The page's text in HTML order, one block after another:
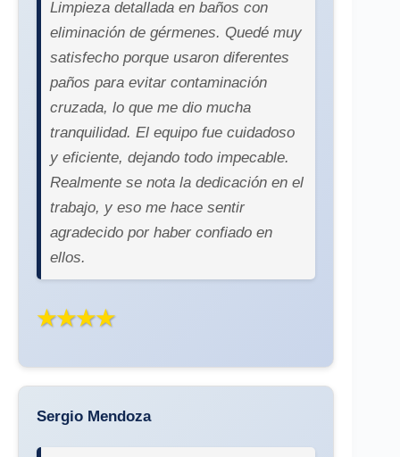
Limpieza detallada en baños con
eliminación de gérmenes. Quedé muy
satisfecho porque usaron diferentes
paños para evitar contaminación
cruzada, lo que me dio mucha
tranquilidad. El equipo fue cuidadoso
y eficiente, dejando todo impecable.
Realmente se nota la dedicación en el
trabajo, y eso me hace sentir
agradecido por haber confiado en
ellos.
★★★★
Sergio Mendoza